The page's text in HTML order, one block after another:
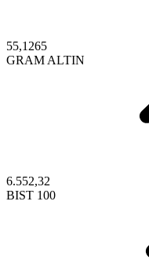
55,1265
GRAM ALTIN
6.552,32
BIST 100